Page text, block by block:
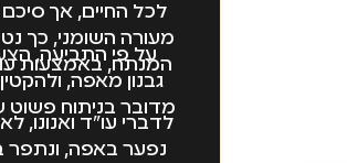
לכל החיים, אך
מעורה השומני, כך
המנתח, באמצעות
על פי התביעה,
גבנון מאפה,
מדובר בניתוח פשוט
נפער באפה,